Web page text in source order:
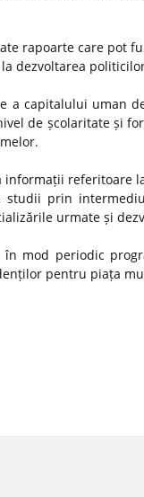
rapoarte care pot
dezvoltarea
a capitalului uman
de școlaritate și
informații
prin
urmate și
mod periodic
pentru piața